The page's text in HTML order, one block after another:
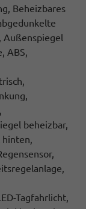
Beheizbares
Außenspiegel
ABS,
beheizbar,
Tagfahrlicht,